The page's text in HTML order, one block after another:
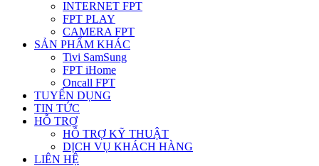
INTERNET FPT
FPT PLAY
CAMERA FPT
SẢN PHẨM KHÁC
Tivi SamSung
FPT iHome
Oncall FPT
TUYỂN DỤNG
TIN TỨC
HỖ TRỢ
HỖ TRỢ KỸ THUẬT
DỊCH VỤ KHÁCH HÀNG
LIÊN HỆ